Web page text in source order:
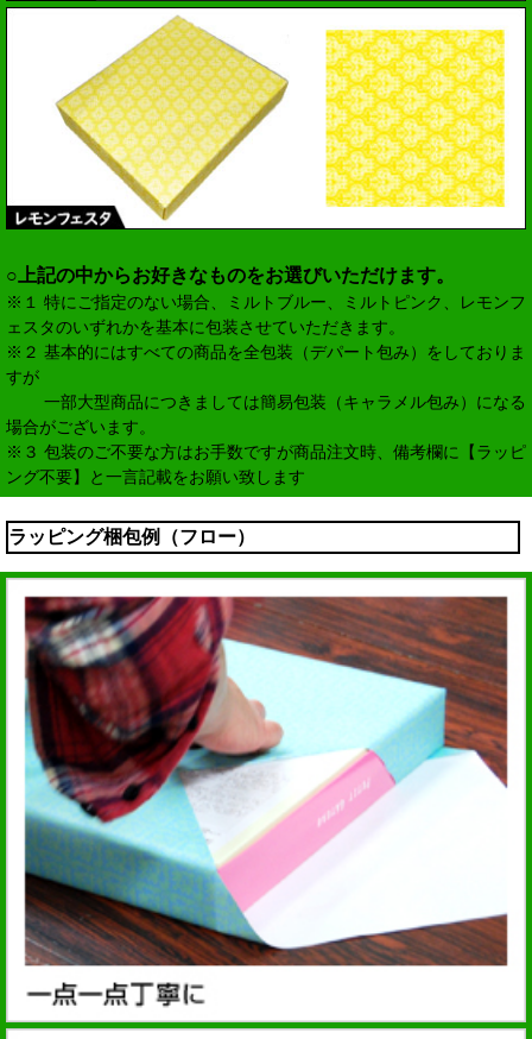
○上記の中からお好きなものをお選びいただけます。
※１ 特にご指定のない場合、ミルトブルー、ミルトピンク、レモンフ
ェスタのいずれかを基本に包装させていただきます。
※２ 基本的にはすべての商品を全包装（デパート包み）をしておりま
すが
一部大型商品につきましては簡易包装（キャラメル包み）になる
場合がございます。
※３ 包装のご不要な方はお手数ですが商品注文時、備考欄に【ラッピ
ング不要】と一言記載をお願い致します
ラッピング梱包例（フロー）